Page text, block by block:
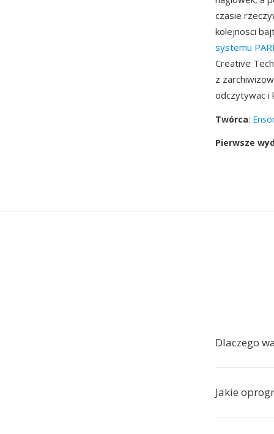
czasie
kolejnosci
systemu
Creative
z
odczytywac i
Twórca:
Pierwsze
Dlaczego
Jakie